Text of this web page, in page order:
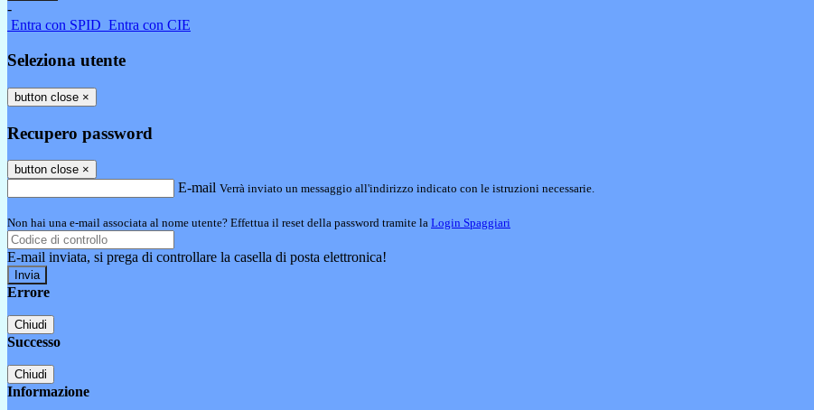
-
Entra con SPID Entra con CIE
Seleziona utente
button close ×
Recupero password
button close ×
E-mail Verrà inviato un messaggio all'indirizzo indicato con le istruzioni necessarie.
Non hai una e-mail associata al nome utente? Effettua il reset della password tramite la Login Spaggiari
E-mail inviata, si prega di controllare la casella di posta elettronica!
Errore
Chiudi
Successo
Chiudi
Informazione